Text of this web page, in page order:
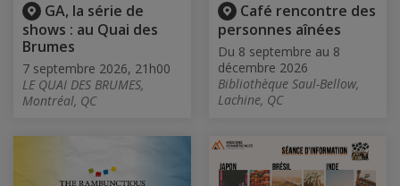
GA, la série de
shows : au Quai des
Brumes
7 septembre 2026, 21h00
LE QUAI DES BRUMES,
Montréal, QC
Café rencontre des
personnes aînées
Du 8 septembre au 8
décembre 2026
Bibliothèque Saul-Bellow,
Lachine, QC